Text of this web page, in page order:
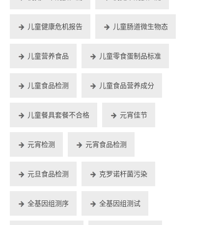
儿童健康危机报告 儿童肠道微生物态
儿童营养食品 儿童零食蛋制品标准
儿童食品检测 儿童食品营养成分
儿童餐具套餐不合格 元宵佳节
元宵检测 元宵食品检测
元旦食品检测 克罗诺杆菌污染
全基因组测序 全基因组测试